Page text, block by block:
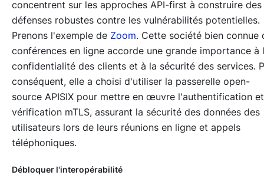
concentrent sur les approches API-first à construire des
défenses robustes contre les vulnérabilités potentielles.
Prenons l'exemple de Zoom. Cette société bien connue
conférences en ligne accorde une grande importance à
confidentialité des clients et à la sécurité des services.
conséquent, elle a choisi d'utiliser la passerelle open-
source APISIX pour mettre en œuvre l'authentification
vérification mTLS, assurant la sécurité des données des
utilisateurs lors de leurs réunions en ligne et appels
téléphoniques.
Débloquer l'interopérabilité